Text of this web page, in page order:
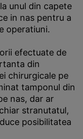
unul din capete
in nas pentru a
operatiuni.
efectuate de
din
chirurgicale pe
tamponul din
nas, dar ar
stranutatul,
posibilitatea